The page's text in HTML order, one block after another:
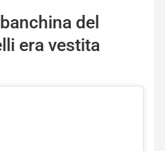
del
era vestita